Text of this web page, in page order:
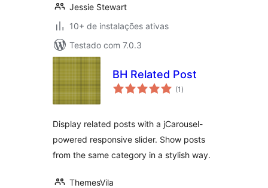
Jessie Stewart
10+ de instalações ativas
Testado com 7.0.3
BH Related Post
(1 total
de
)
Display related posts with a jCarousel-
powered responsive slider. Show posts
from the same category in a stylish way.
ThemesVila